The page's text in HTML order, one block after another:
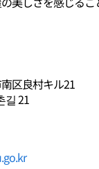
区良村キル21
길 21